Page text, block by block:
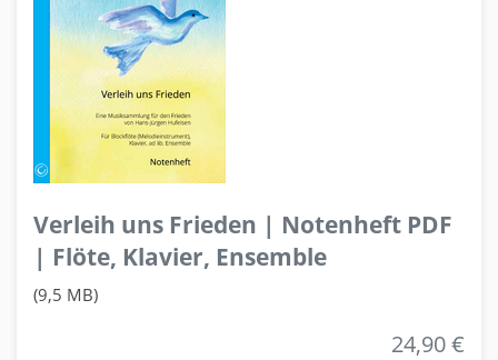
Verleih uns Frieden | Notenheft PDF
| Flöte, Klavier, Ensemble
(9,5 MB)
24,90 €